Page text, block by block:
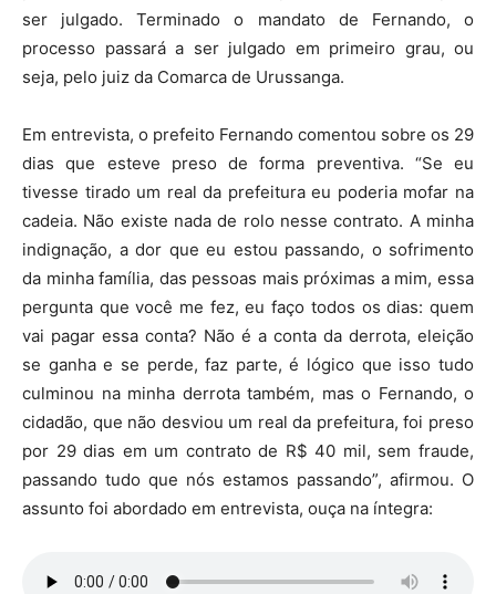
ser julgado. Terminado o mandato de Fernando, o
processo passará a ser julgado em primeiro grau, ou
seja, pelo juiz da Comarca de Urussanga.
Em entrevista, o prefeito Fernando comentou sobre os 29
dias que esteve preso de forma preventiva. “Se eu
tivesse tirado um real da prefeitura eu poderia mofar na
cadeia. Não existe nada de rolo nesse contrato. A minha
indignação, a dor que eu estou passando, o sofrimento
da minha família, das pessoas mais próximas a mim, essa
pergunta que você me fez, eu faço todos os dias: quem
vai pagar essa conta? Não é a conta da derrota, eleição
se ganha e se perde, faz parte, é lógico que isso tudo
culminou na minha derrota também, mas o Fernando, o
cidadão, que não desviou um real da prefeitura, foi preso
por 29 dias em um contrato de R$ 40 mil, sem fraude,
passando tudo que nós estamos passando”, afirmou. O
assunto foi abordado em entrevista, ouça na íntegra: